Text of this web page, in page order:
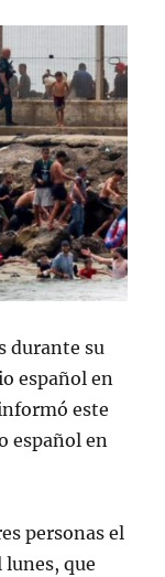
durante su
español en
este
español en
personas el
que